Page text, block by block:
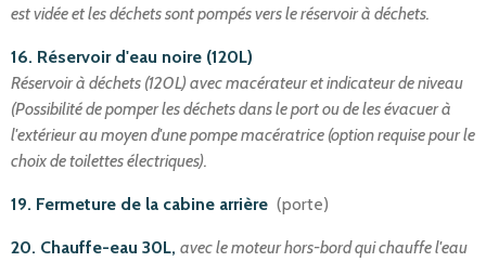
est vidée et les déchets sont pompés vers le réservoir à déchets.
16. Réservoir d'eau noire (120L)
Réservoir à déchets (120L) avec macérateur et indicateur de niveau
(Possibilité de pomper les déchets dans le port ou de les évacuer à
l'extérieur au moyen d'une pompe macératrice (option requise pour le
choix de toilettes électriques).
19. Fermeture de la cabine arrière (porte)
20. Chauffe-eau 30L, avec le moteur hors-bord qui chauffe l'eau